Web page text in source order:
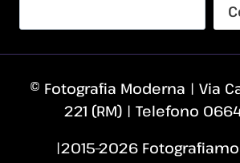
© Fotografia Moderna | Via
221 (RM) | Telefono
|2015–2026